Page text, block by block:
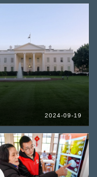
2024-09-19